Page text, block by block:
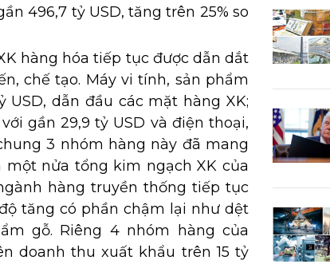
496,7 tỷ USD, tăng trên 25% so
hàng hóa tiếp tục được dẫn dắt
chế tạo. Máy vi tính, sản phẩm
dẫn đầu các mặt hàng XK;
gần 29,9 tỷ USD và điện thoại,
3 nhóm hàng này đã mang
một nửa tổng kim ngạch XK của
hàng truyền thống tiếp tục
tăng có phần chậm lại như dệt
gỗ. Riêng 4 nhóm hàng của
doanh thu xuất khẩu trên 15 tỷ